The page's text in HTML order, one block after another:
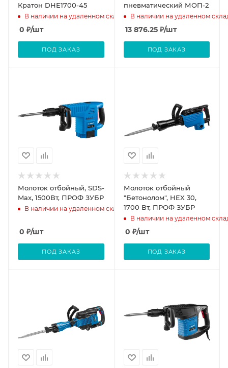
Кратон DHE1700-45
В наличии на удаленном складе
0 ₽/шт
ПОД ЗАКАЗ
пневматический МОП-2
В наличии на удаленном
13 876.25₽/шт
ПОД ЗАКАЗ
Молоток отбойный, SDS-
Max, 1500Вт, ПРОФ ЗУБР
В наличии на удаленном складе
0 ₽/шт
ПОД ЗАКАЗ
Молоток отбойный
"Бетонолом", HEX 30,
1700 Вт, ПРОФ ЗУБР
В наличии на удаленном
0 ₽/шт
ПОД ЗАКАЗ